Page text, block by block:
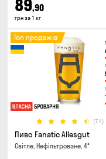
89,90
грн за 1 кг
(71)
Топ продажів
Пиво Fanatic Allesgut
Світле, Нефільтроване, 4°